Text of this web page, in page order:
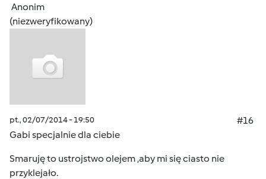
Anonim
(niezweryfikowany)
pt., 02/07/2014 - 19:50
#16
Gabi specjalnie dla ciebie
Smaruję to ustrojstwo olejem ,aby mi się ciasto nie
przyklejało.